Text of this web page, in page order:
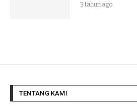
3 tahun ago
TENTANG KAMI